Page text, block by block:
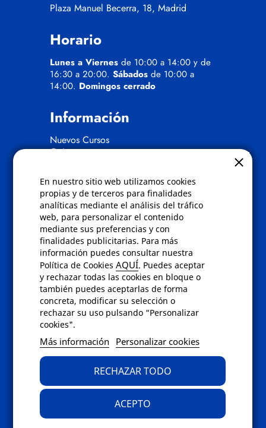
En nuestro sitio web utilizamos cookies
propias y de terceros para finalidades
analíticas mediante el análisis del tráfico
web, para personalizar el contenido
mediante sus preferencias y con
finalidades publicitarias. Para más
información puedes consultar nuestra
Política de CookiesAQUÍ. Puedes aceptar
y rechazar todas las cookies en bloque o
también puedes aceptarlas de forma
concreta, modificar su selección o
rechazar su uso pulsando “Personalizar
cookies".
Más información Personalizar cookies
RECHAZAR TODO
ACEPTO
Plaza Manuel Becerra, 18, Madrid
Horario
Lunes a Viernes de 10:00 a 14:00 y de
16:30 a 20:00. Sábados de 10:00 a
14:00. Domingos cerrado
Información
Nuevos Cursos
Quienes somos
Políticas
Condiciones de compra
Aviso de privacidad
Cookies
Bajas comunicados comerciales
Derecho de desistimiento
Preguntas frecuentes
Contacto
Envíanos un email a
bien rellena nuestroformulario de
contacto